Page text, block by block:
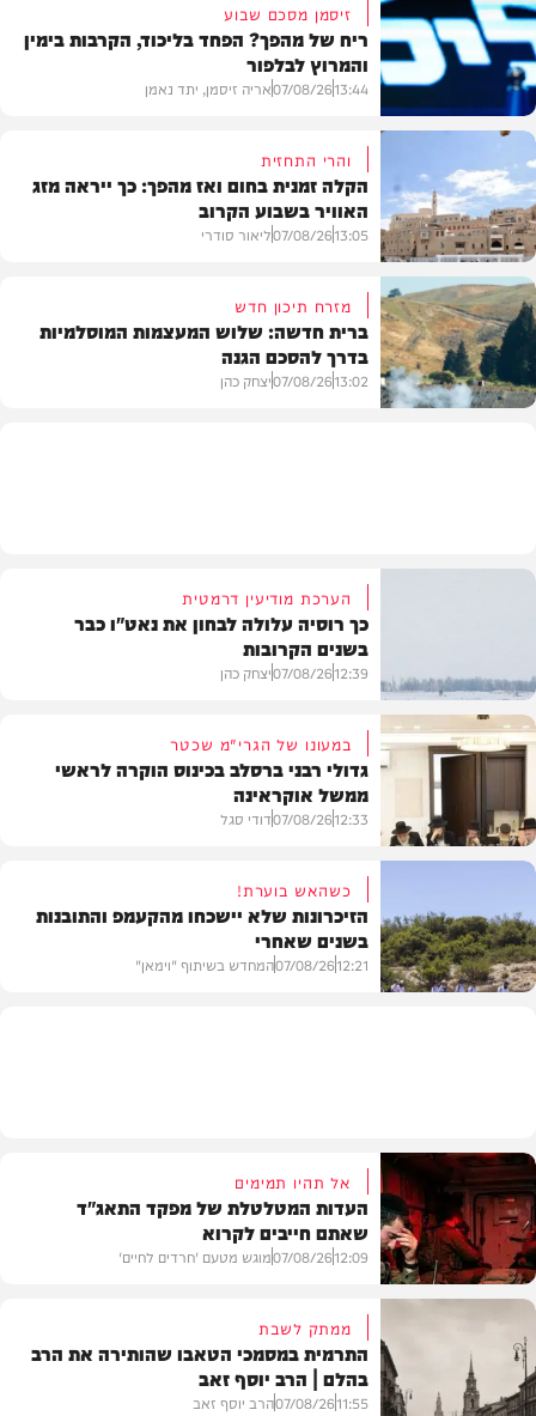
פוליטי
זיסמן מסכם שבוע
ריח של מהפך? הפחד בליכוד, הקרבות בימין
והמרוץ לבלפור
13:44
07/08/26אריה זיסמן, יתד נאמן
מזג האוויר
והרי התחזית
הקלה זמנית בחום ואז מהפך: כך ייראה מזג
האוויר בשבוע הקרוב
13:05
07/08/26ליאור סודרי
מזרח תיכון חדש
ברית חדשה: שלוש המעצמות המוסלמיות
בדרך להסכם הגנה
13:02
07/08/26יצחק כהן
הערכת מודיעין דרמטית
כך רוסיה עלולה לבחון את נאט"ו כבר
בשנים הקרובות
12:39
07/08/26יצחק כהן
חרדים
במעונו של הגרי"מ שכטר
גדולי רבני ברסלב בכינוס הוקרה לראשי
ממשל אוקראינה
12:33
07/08/26דודי סגל
כשהאש בוערת!
הזיכרונות שלא יישכחו מהקעמפ והתובנות
בשנים שאחרי
12:21
07/08/26המחדש בשיתוף "וימאן"
דעות
אל תהיו תמימים
העדות המטלטלת של מפקד התאג"ד
שאתם חייבים לקרוא
12:09
07/08/26מוגש מטעם 'חרדים לחיים'
ממתק לשבת
התרמית במסמכי הטאבו שהותירה את הרב
בהלם | הרב יוסף זאב
11:55
07/08/26הרב יוסף זאב